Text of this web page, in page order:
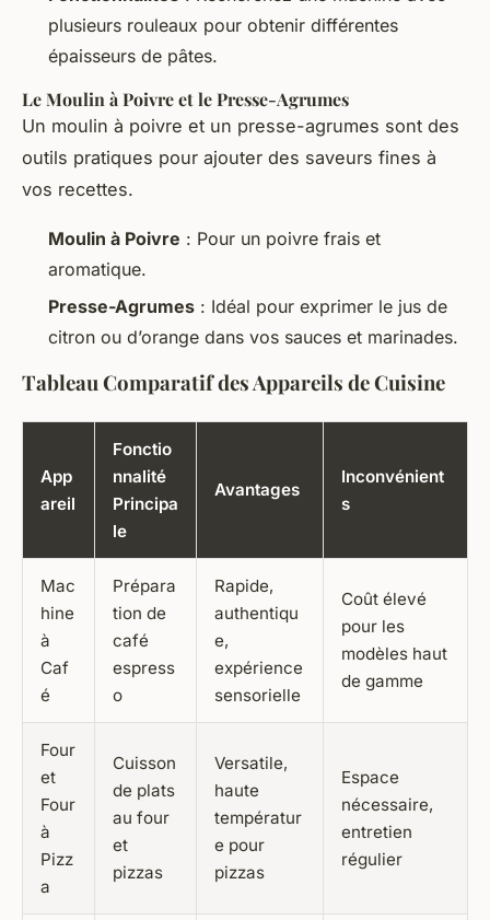
plusieurs rouleaux pour obtenir différentes
épaisseurs de pâtes.
Le Moulin à Poivre et le Presse-Agrumes
Un moulin à poivre et un presse-agrumes sont des
outils pratiques pour ajouter des saveurs fines à
vos recettes.
Moulin à Poivre : Pour un poivre frais et
aromatique.
Presse-Agrumes : Idéal pour exprimer le jus de
citron ou d’orange dans vos sauces et marinades.
Tableau Comparatif des Appareils de Cuisine
App
areil
Fonctio
nnalité
Principa
le
Avantages
Inconvénient
s
Mac
hine
à
Caf
é
Prépara
tion de
café
espress
o
Rapide,
authentiqu
e,
expérience
sensorielle
Coût élevé
pour les
modèles haut
de gamme
Four
et
Four
à
Pizz
a
Cuisson
de plats
au four
et
pizzas
Versatile,
haute
températur
e pour
pizzas
Espace
nécessaire,
entretien
régulier